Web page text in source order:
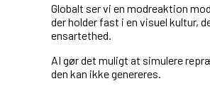
Globalt ser vi en modreaktion
der holder fast i en visuel kultur,
ensartethed.
AI gør det muligt at simulere
den kan ikke genereres.